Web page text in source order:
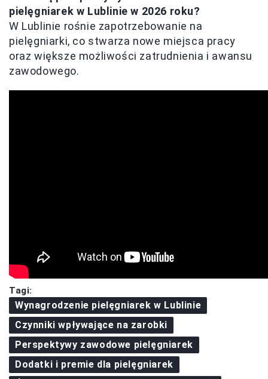
pielęgniarek w Lublinie w 2026 roku?
W Lublinie rośnie zapotrzebowanie na
pielęgniarki, co stwarza nowe miejsca pracy
oraz większe możliwości zatrudnienia i awansu
zawodowego.
Tagi:
Wynagrodzenie pielęgniarek w Lublinie
Czynniki wpływające na zarobki
Perspektywy zawodowe pielęgniarek
Dodatki i premie dla pielęgniarek